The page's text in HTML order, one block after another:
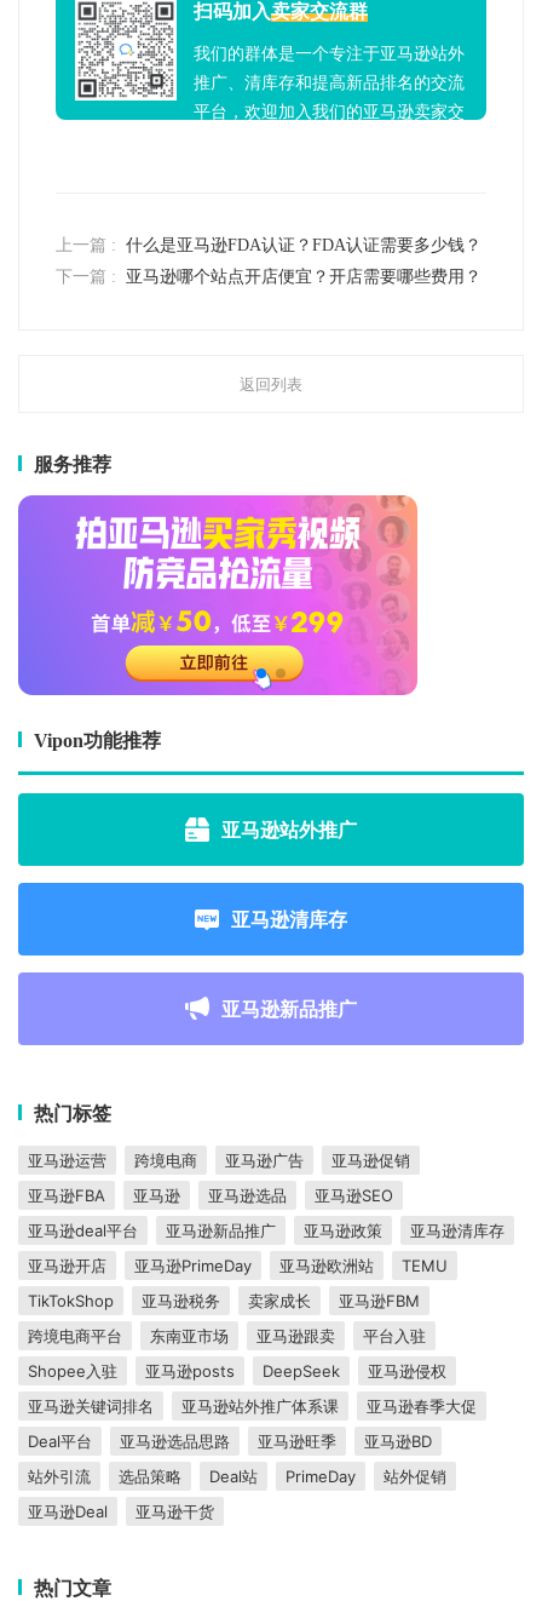
扫码加入卖家交流群
我们的群体是一个专注于亚马逊站外
推广、清库存和提高新品排名的交流
平台，欢迎加入我们的亚马逊卖家交
上一篇 : 什么是亚马逊FDA认证？FDA认证需要多少钱？
下一篇 :
亚马逊哪个站点开店便宜？开店需要哪些费用？
返回列表
服务推荐
Vipon功能推荐
亚马逊站外推广
亚马逊清库存
亚马逊新品推广
热门标签
亚马逊运营 跨境电商 亚马逊广告
亚马逊促销
亚马逊FBA
亚马逊 亚马逊选品
亚马逊SEO
亚马逊deal平台
亚马逊新品推广 亚马逊政策
亚马逊清库存
亚马逊开店
亚马逊PrimeDay 亚马逊欧洲站
TEMU
TikTokShop
亚马逊税务 卖家成长
亚马逊FBM
跨境电商平台
东南亚市场 亚马逊跟卖
平台入驻
Shopee入驻
亚马逊posts DeepSeek
亚马逊侵权
亚马逊关键词排名
亚马逊站外推广体系课
亚马逊春季大促
Deal平台
亚马逊选品思路 亚马逊旺季
亚马逊BD
站外引流
选品策略 Deal站 PrimeDay
站外促销
亚马逊Deal
亚马逊干货
热门文章